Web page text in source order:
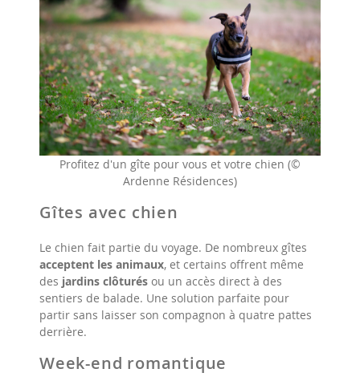
Profitez d'un gîte pour vous et votre chien (©
Ardenne Résidences)
Gîtes avec chien
Le chien fait partie du voyage. De nombreux gîtes
acceptent les animaux, et certains offrent même
des jardins clôturés ou un accès direct à des
sentiers de balade. Une solution parfaite pour
partir sans laisser son compagnon à quatre pattes
derrière.
Week-end romantique